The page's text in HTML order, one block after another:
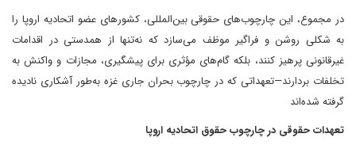
در مجموع، این چارچوب‌های حقوقی بین‌المللی، کشورهای عضو اتحادیه اروپا را
به شکلی روشن و فراگیر موظف می‌سازد که نه‌تنها از همدستی در اقدامات
غیرقانونی پرهیز کنند، بلکه گام‌های مؤثری برای پیشگیری، مجازات و واکنش به
تخلفات بردارند—تعهداتی که در چارچوب بحران جاری غزه به‌طور آشکاری نادیده
گرفته شده‌اند
تعهدات حقوقی در چارچوب حقوق اتحادیه اروپا